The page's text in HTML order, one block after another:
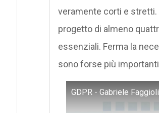
veramente corti e stretti.
progetto di almeno
essenziali. Ferma la
sono forse più
GDPR - Gabriele